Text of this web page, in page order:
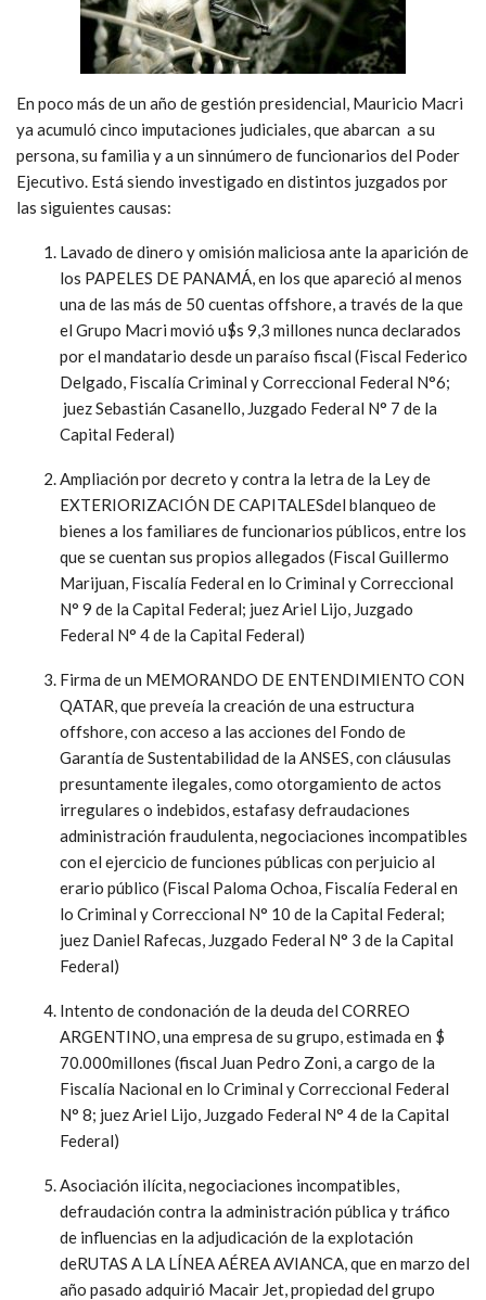
En poco más de un año de gestión presidencial, Mauricio Macri
ya acumuló cinco imputaciones judiciales, que abarcan a su
persona, su familia y a un sinnúmero de funcionarios del Poder
Ejecutivo. Está siendo investigado en distintos juzgados por
las siguientes causas:
Lavado de dinero y omisión maliciosa ante la aparición de
los PAPELES DE PANAMÁ, en los que apareció al menos
una de las más de 50 cuentas offshore, a través de la que
el Grupo Macri movió u$s 9,3 millones nunca declarados
por el mandatario desde un paraíso fiscal (Fiscal Federico
Delgado, Fiscalía Criminal y Correccional Federal N°6;
juez Sebastián Casanello, Juzgado Federal N° 7 de la
Capital Federal)
Ampliación por decreto y contra la letra de la Ley de
EXTERIORIZACIÓN DE CAPITALESdel blanqueo de
bienes a los familiares de funcionarios públicos, entre los
que se cuentan sus propios allegados (Fiscal Guillermo
Marijuan, Fiscalía Federal en lo Criminal y Correccional
N° 9 de la Capital Federal; juez Ariel Lijo, Juzgado
Federal N° 4 de la Capital Federal)
Firma de un MEMORANDO DE ENTENDIMIENTO CON
QATAR, que preveía la creación de una estructura
offshore, con acceso a las acciones del Fondo de
Garantía de Sustentabilidad de la ANSES, con cláusulas
presuntamente ilegales, como otorgamiento de actos
irregulares o indebidos, estafasy defraudaciones
administración fraudulenta, negociaciones incompatibles
con el ejercicio de funciones públicas con perjuicio al
erario público (Fiscal Paloma Ochoa, Fiscalía Federal en
lo Criminal y Correccional N° 10 de la Capital Federal;
juez Daniel Rafecas, Juzgado Federal N° 3 de la Capital
Federal)
Intento de condonación de la deuda del CORREO
ARGENTINO, una empresa de su grupo, estimada en $
70.000millones (fiscal Juan Pedro Zoni, a cargo de la
Fiscalía Nacional en lo Criminal y Correccional Federal
N° 8; juez Ariel Lijo, Juzgado Federal N° 4 de la Capital
Federal)
Asociación ilícita, negociaciones incompatibles,
defraudación contra la administración pública y tráfico
de influencias en la adjudicación de la explotación
deRUTAS A LA LÍNEA AÉREA AVIANCA, que en marzo del
año pasado adquirió Macair Jet, propiedad del grupo